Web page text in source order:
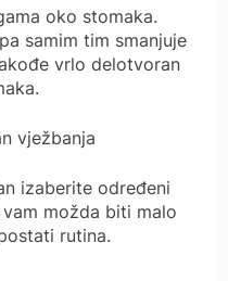
oko stomaka.
samim tim smanjuje
vrlo delotvoran
vježbanja
izaberite određeni
možda biti malo
rutina.